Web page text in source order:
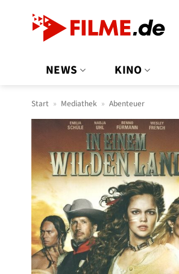
NEWS KINO
Start » Mediathek » Abenteuer